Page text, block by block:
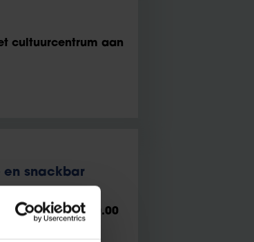
cultuurcentrum aan
en snackbar
tot 8 juni om 20.00